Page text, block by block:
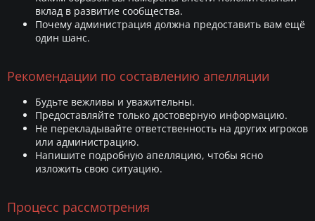
вклад в развитие сообщества.
Почему администрация должна предоставить вам ещё
один шанс.
Рекомендации по составлению апелляции
Будьте вежливы и уважительны.
Предоставляйте только достоверную информацию.
Не перекладывайте ответственность на других игроков
или администрацию.
Напишите подробную апелляцию, чтобы ясно
изложить свою ситуацию.
Процесс рассмотрения